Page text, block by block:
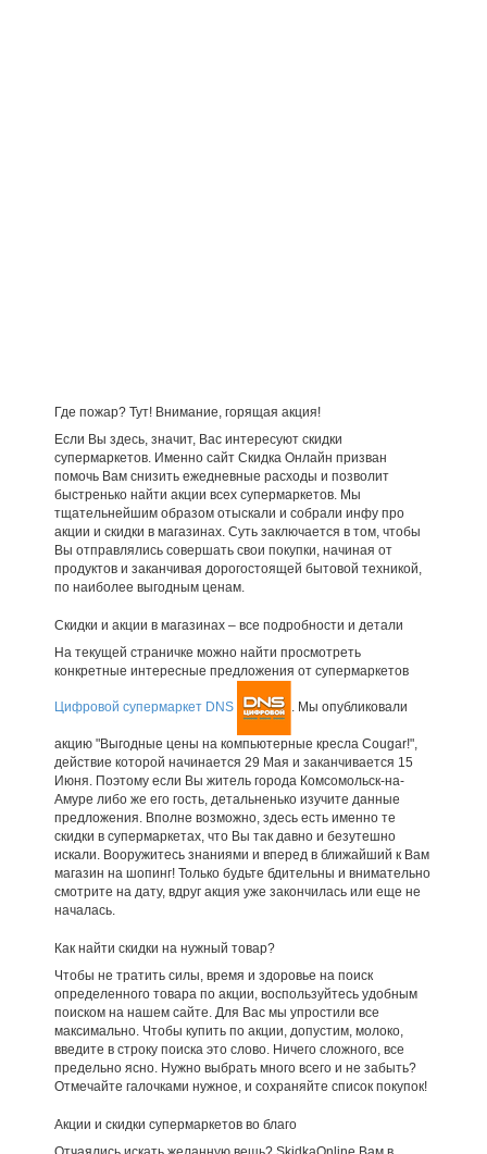
Где пожар? Тут! Внимание, горящая акция!
Если Вы здесь, значит, Вас интересуют скидки
супермаркетов. Именно сайт Скидка Онлайн призван
помочь Вам снизить ежедневные расходы и позволит
быстренько найти акции всех супермаркетов. Мы
тщательнейшим образом отыскали и собрали инфу про
акции и скидки в магазинах. Суть заключается в том, чтобы
Вы отправлялись совершать свои покупки, начиная от
продуктов и заканчивая дорогостоящей бытовой техникой,
по наиболее выгодным ценам.
Скидки и акции в магазинах – все подробности и детали
На текущей страничке можно найти просмотреть
конкретные интересные предложения от супермаркетов
Цифровой супермаркет DNS . Мы опубликовали
акцию "Выгодные цены на компьютерные кресла Cougar!",
действие которой начинается 29 Мая и заканчивается 15
Июня. Поэтому если Вы житель города Комсомольск-на-
Амуре либо же его гость, детальненько изучите данные
предложения. Вполне возможно, здесь есть именно те
скидки в супермаркетах, что Вы так давно и безутешно
искали. Вооружитесь знаниями и вперед в ближайший к Вам
магазин на шопинг! Только будьте бдительны и внимательно
смотрите на дату, вдруг акция уже закончилась или еще не
началась.
Как найти скидки на нужный товар?
Чтобы не тратить силы, время и здоровье на поиск
определенного товара по акции, воспользуйтесь удобным
поиском на нашем сайте. Для Вас мы упростили все
максимально. Чтобы купить по акции, допустим, молоко,
введите в строку поиска это слово. Ничего сложного, все
предельно ясно. Нужно выбрать много всего и не забыть?
Отмечайте галочками нужное, и сохраняйте список покупок!
Акции и скидки супермаркетов во благо